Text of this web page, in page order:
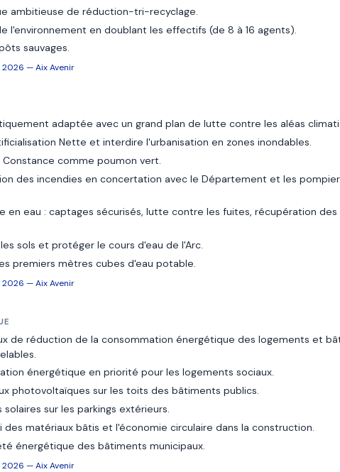
ambitieuse de réduction-tri-recyclage.
l'environnement en doublant les effectifs (de 8 à 16 agents).
sauvages.
— Aix Avenir
adaptée avec un grand plan de lutte contre les aléas
Nette et interdire l'urbanisation en zones inondables.
comme poumon vert.
des incendies en concertation avec le Département et les
en eau : captages sécurisés, lutte contre les fuites, récupération des
sols et protéger le cours d'eau de l'Arc.
premiers mètres cubes d'eau potable.
— Aix Avenir
de réduction de la consommation énergétique des logements et
énergétique en priorité pour les logements sociaux.
photovoltaïques sur les toits des bâtiments publics.
sur les parkings extérieurs.
des matériaux bâtis et l'économie circulaire dans la construction.
énergétique des bâtiments municipaux.
— Aix Avenir